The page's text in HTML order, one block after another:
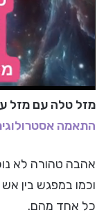
מזל טלה עם מזל
התאמה
אהבה טהורה לא
וכמו במפגש בין אש
כל אחד מהם.